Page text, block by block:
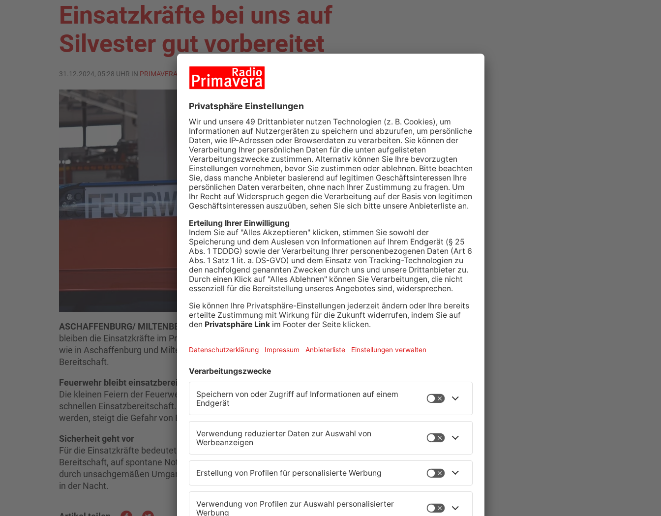
Einsatzkräfte bei uns auf
Silvester gut vorbereitet
31.12.2024, 05:28 UHR IN PRIMAVERALAND
ASCHAFFENBURG/ MILTENBERG/ GELNHAUSEN.Während viele das neue Jahr feiern,
bleiben die Einsatzkräfte im Primaveraland wachsam. Einige Feuerwehren in der Region,
wie in Aschaffenburg und Miltenberg, richten interne Silvesterfeiern aus – jedoch in
Bereitschaft.
Feuerwehr bleibt einsatzbereit
Die kleinen Feiern der Feuerwehren dienen nicht nur dem Teamgeist, sondern vor allem der
schnellen Einsatzbereitschaft. Gerade an Silvester, wenn Raketen und Böller gezündet
werden, steigt die Gefahr von Bränden und Unfällen erheblich.
Sicherheit geht vor
Für die Einsatzkräfte bedeutet Silvester nicht nur Wachsamkeit, sondern auch die
Bereitschaft, auf spontane Notfälle zu reagieren. Besonders Dachstuhlbrände oder Unfälle
durch unsachgemäßen Umgang mit Feuerwerk gehören zu den typischen Einsatzszenarien
in der Nacht.